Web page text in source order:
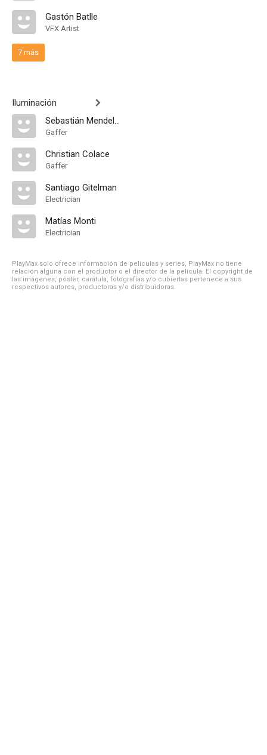
Gastón Batlle
VFX Artist
7 más
Iluminación
Sebastián Mendelberg
Gaffer
Christian Colace
Gaffer
Santiago Gitelman
Electrician
Matías Monti
Electrician
PlayMax solo ofrece información de películas y series, PlayMax no tiene
relación alguna con el productor o el director de la película. El copyright de
las imágenes, póster, carátula, fotografías y/o cubiertas pertenece a sus
respectivos autores, productoras y/o distribuidoras.